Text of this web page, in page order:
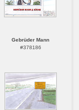
Gebrüder Mann
#378186